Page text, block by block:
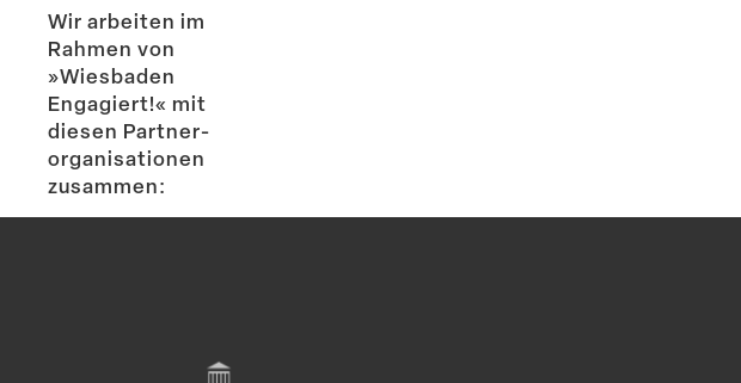
Wir arbeiten im
Rahmen von
»Wiesbaden
Engagiert!« mit
diesen Partner­
or­ga­ni­sa­tionen
zusammen: